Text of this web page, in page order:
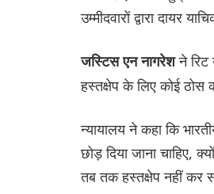
उम्मीदवारों द्वारा दायर
जस्टिस एन नागरेशने
हस्तक्षेप के लिए कोई ठोस
न्यायालय ने कहा कि
छोड़ दिया जाना चाहिए,
तब तक हस्तक्षेप नहीं कर